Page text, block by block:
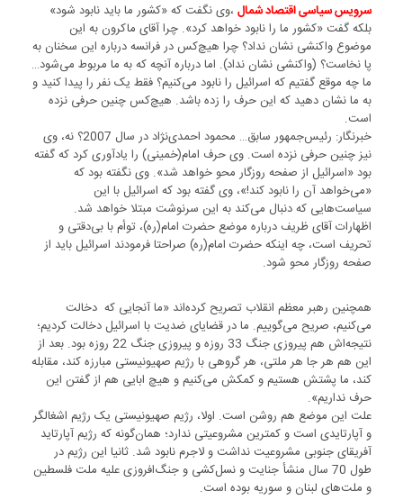
سرویس سیاسی اقتصاد شمال ،وی نگفت که «کشور ما باید نابود شود»
بلکه گفت «کشور ما را نابود خواهد کرد». چرا آقای ماکرون به این
موضوع واکنشی نشان نداد؟ چرا هیچ‌کس در فرانسه درباره این سخنان به
پا نخاست؟ (واکنشی نشان نداد). اما درباره آنچه که به ما مربوط می‌شود…
ما چه موقع گفتیم که اسرائیل را نابود می‌کنیم؟ فقط یک نفر را پیدا کنید و
به ما نشان دهید که این حرف را زده باشد. هیچ‌کس چنین حرفی نزده
است.
خبرنگار: رئیس‌جمهور سابق… محمود احمدی‌نژاد در سال 2007؟ نه، وی
نیز چنین حرفی نزده است. وی حرف امام(خمینی) را یادآوری کرد که گفته
بود «اسرائیل از صفحه روزگار محو خواهد شد». وی نگفته بود که
«می‌خواهد آن را نابود کند!»، وی گفته بود که اسرائیل با این
سیاست‌هایی که دنبال می‌کند به این سرنوشت مبتلا خواهد شد.
اظهارات آقای ظریف درباره موضع حضرت امام(ره)، توأم با بی‌دقتی و
تحریف است، چه اینکه حضرت امام(ره) صراحتا فرمودند اسرائیل باید از
صفحه روزگار محو شود.
همچنین رهبر معظم انقلاب تصریح کرده‌اند «ما آنجایی که دخالت
می‌کنیم، صریح می‌گوییم. ما در قضایای ضدیت با اسرائیل دخالت کردیم؛
نتیجه‌اش هم پیروزی جنگ 33 روزه و پیروزی جنگ 22 روزه بود. بعد از
این هم هر جا هر ملتی، هر گروهی با رژیم صهیونیستی مبارزه کند، مقابله
کند، ما پشتش هستیم و کمکش می‌کنیم و هیچ ابایی هم از گفتن این
حرف نداریم».
علت این موضع هم روشن است. اولا، رژیم صهیونیستی یک رژیم اشغالگر
و آپارتایدی است و کمترین مشروعیتی ندارد؛ همان‌گونه که رژیم آپارتاید
آفریقای‌ جنوبی مشروعیت نداشت و لاجرم نابود شد. ثانیا این رژیم در
طول 70 سال منشأ جنایت و نسل‌کشی و جنگ‌افروزی علیه ملت فلسطین
و ملت‌های لبنان و سوریه بوده است.